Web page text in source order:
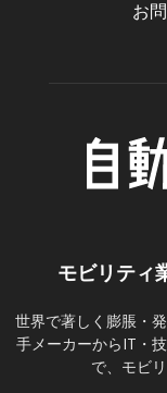
お
モビリティ
世界で著しく膨脹・
手メーカーからIT・
で、モビ